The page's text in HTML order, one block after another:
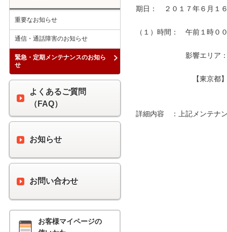
期日：　２０１７年６月１
（１）時間：　午前１時０
影響エリア：　下記
【東京都】　
詳細内容　：上記メンテナ
重要なお知らせ
通信・通話障害のお知らせ
緊急・定期メンテナンスのお知ら
せ
よくあるご質問
（FAQ）
お知らせ
お問い合わせ
お客様マイページの